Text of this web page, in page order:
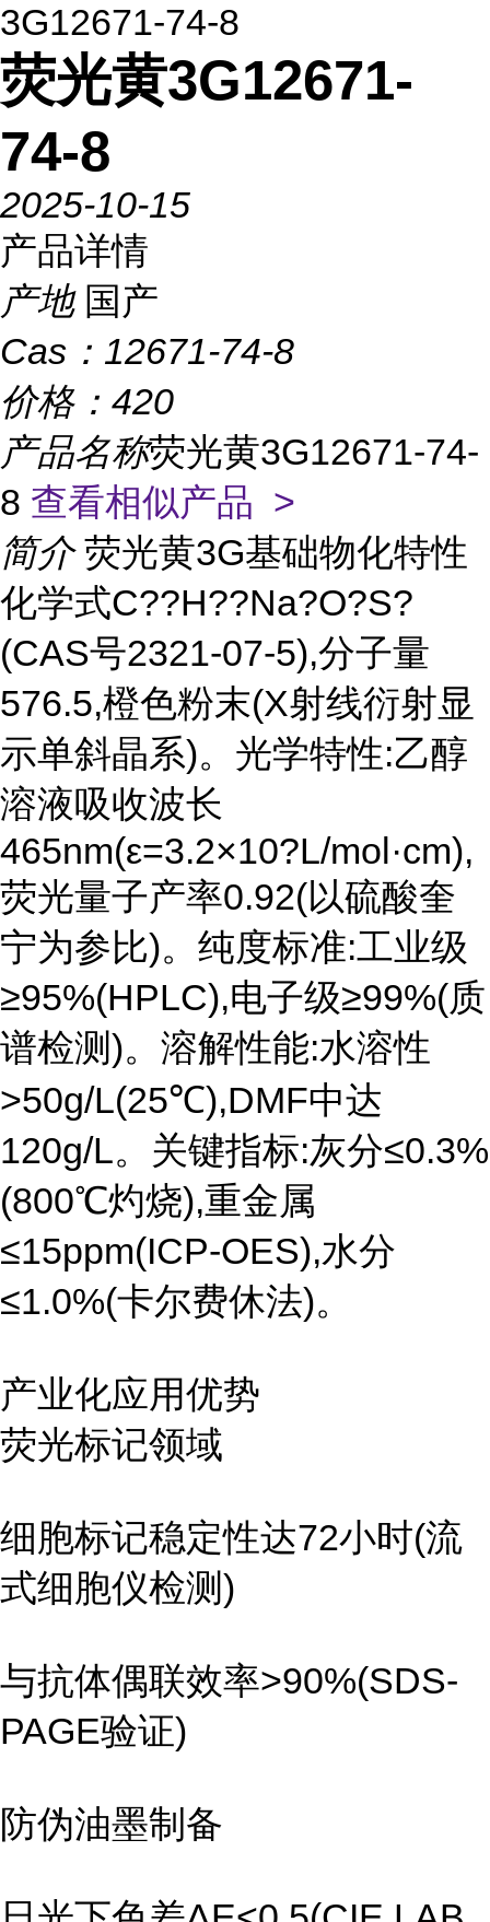
3G12671-74-8
荧光黄3G12671-
74-8
2025-10-15
产品详情
产地 国产
Cas： 12671-74-8
价格： 420
产品名称荧光黄3G12671-74-
8 查看相似产品 >
简介 荧光黄3G基础物化特性
化学式C??H??Na?O?S?
(CAS号2321-07-5),分子量
576.5,橙色粉末(X射线衍射显
示单斜晶系)。光学特性:乙醇
溶液吸收波长
465nm(ε=3.2×10?L/mol·cm),
荧光量子产率0.92(以硫酸奎
宁为参比)。纯度标准:工业级
≥95%(HPLC),电子级≥99%(质
谱检测)。溶解性能:水溶性
>50g/L(25℃),DMF中达
120g/L。关键指标:灰分≤0.3%
(800℃灼烧),重金属
≤15ppm(ICP-OES),水分
≤1.0%(卡尔费休法)。
产业化应用优势
荧光标记领域
细胞标记稳定性达72小时(流
式细胞仪检测)
与抗体偶联效率>90%(SDS-
PAGE验证)
防伪油墨制备